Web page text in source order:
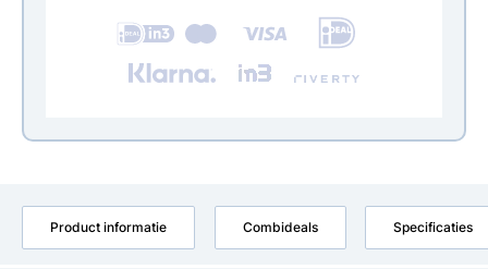
Product informatie Combideals Specificaties